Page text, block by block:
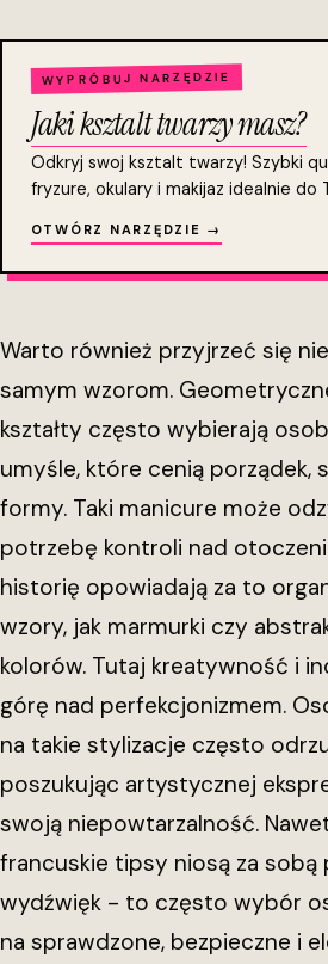
WYPRÓBUJ NARZĘDZIE
Jaki ksztalt twarzy masz?
Odkryj swoj ksztalt twarzy! Szybki
fryzure, okulary i makijaz idealnie do
OTWÓRZ NARZĘDZIE →
Warto również przyjrzeć się
samym wzorom.
kształty często wybierają
umyśle, które cenią porządek,
formy. Taki manicure może
potrzebę kontroli nad
historię opowiadają za to
wzory, jak marmurki czy
kolorów. Tutaj kreatywność i
górę nad perfekcjonizmem.
na takie stylizacje często
poszukując artystycznej
swoją niepowtarzalność.
francuskie tipsy niosą za
wydźwięk - to często wybór
na sprawdzone, bezpieczne i